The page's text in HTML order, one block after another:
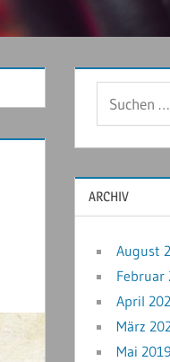
ARCHIV
August
Februar
April
März
Mai 2019